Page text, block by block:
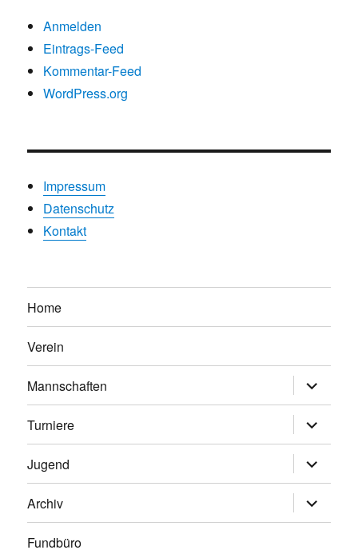
Anmelden
Eintrags-Feed
Kommentar-Feed
WordPress.org
Impressum
Datenschutz
Kontakt
Home
Verein
Mannschaften
anzeigen
Turniere
anzeigen
Jugend
anzeigen
Archiv
anzeigen
Fundbüro